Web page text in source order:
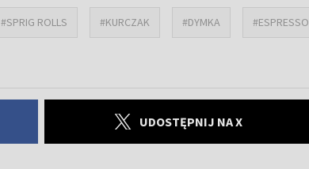
#SPRIG ROLLS #KURCZAK #DYMKA #ESPRESSO
UDOSTĘPNIJ NA X